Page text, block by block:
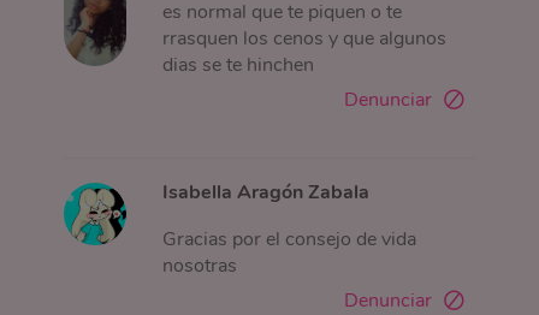
es normal que te piquen o te
rrasquen los cenos y que algunos
dias se te hinchen
Denunciar
Isabella Aragón Zabala
Gracias por el consejo de vida
nosotras
Denunciar